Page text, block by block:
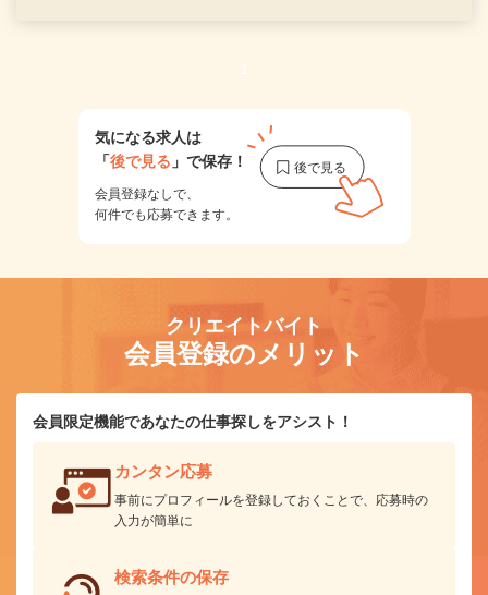
1
気になる求人は
「後で見る 」で保存！
会員登録なしで、
何件でも応募できます。
クリエイトバイト
会員登録のメリット
会員限定機能であなたの仕事探しをアシスト！
カンタン応募
事前にプロフィールを登録しておくことで、応募時の
入力が簡単に
検索条件の保存